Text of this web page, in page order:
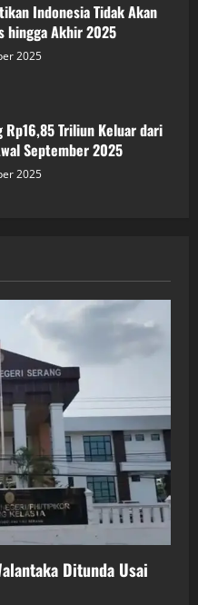
Indonesia Tidak Akan
hingga Akhir 2025
2025
Rp16,85 Triliun Keluar dari
September 2025
2025
Ditunda Usai